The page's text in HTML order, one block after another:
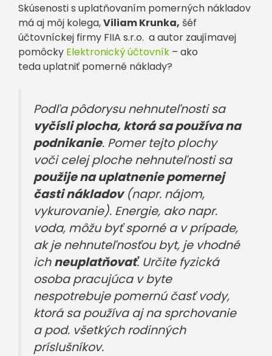
Skúsenosti s uplatňovaním pomerných nákladov
má aj môj kolega,Viliam Krunka, šéf
účtovníckej firmy FIIA s.r.o. a autor zaujímavej
pomôcky Elektronický účtovník – ako
teda uplatniť pomerné náklady?
Podľa pôdorysu nehnuteľnosti sa
vyčísli plocha, ktorá sa používa na
podnikanie. Pomer tejto plochy
voči celej ploche nehnuteľnosti sa
použije na uplatnenie pomernej
časti nákladov(napr. nájom,
vykurovanie). Energie, ako napr.
voda, môžu byť sporné a v prípade,
ak je nehnuteľnosťou byt, je vhodné
ichneuplatňovať. Určite fyzická
osoba pracujúca v byte
nespotrebuje pomernú časť vody,
ktorá sa používa aj na sprchovanie
a pod. všetkých rodinných
príslušníkov.